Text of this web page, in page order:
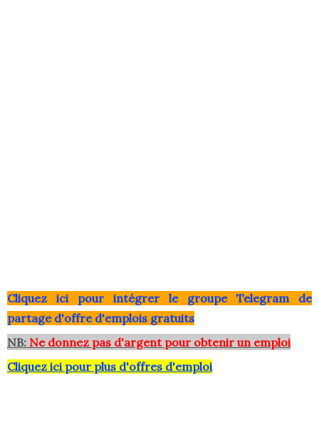
Cliquez ici pour intégrer le groupe Telegram de
partage d'offre d'emplois gratuits
NB: Ne donnez pas d'argent pour obtenir un emploi
Cliquez ici pour plus d'offres d'emploi